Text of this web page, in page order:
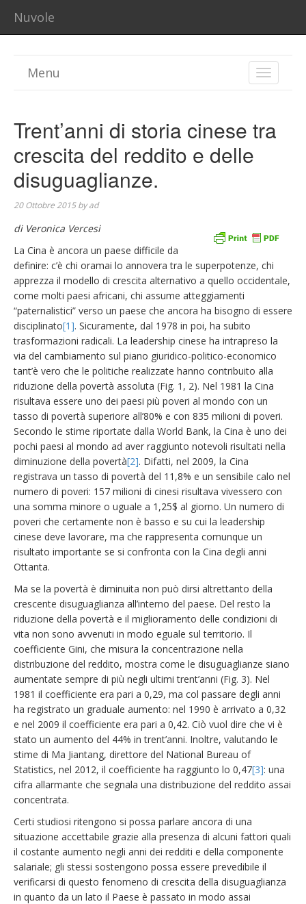
Nuvole
TOGGLE
Menu
Trent’anni di storia cinese tra
crescita del reddito e delle
disuguaglianze.
20 Ottobre 2015 byad
di Veronica Vercesi
La Cina è ancora un paese difficile da
definire: c’è chi oramai lo annovera tra le superpotenze, chi
apprezza il modello di crescita alternativo a quello occidentale,
come molti paesi africani, chi assume atteggiamenti
“paternalistici” verso un paese che ancora ha bisogno di essere
disciplinato[1]. Sicuramente, dal 1978 in poi, ha subito
trasformazioni radicali. La leadership cinese ha intrapreso la
via del cambiamento sul piano giuridico-politico-economico
tant’è vero che le politiche realizzate hanno contribuito alla
riduzione della povertà assoluta (Fig. 1, 2). Nel 1981 la Cina
risultava essere uno dei paesi più poveri al mondo con un
tasso di povertà superiore all’80% e con 835 milioni di poveri.
Secondo le stime riportate dalla World Bank, la Cina è uno dei
pochi paesi al mondo ad aver raggiunto notevoli risultati nella
diminuzione della povertà[2]. Difatti, nel 2009, la Cina
registrava un tasso di povertà del 11,8% e un sensibile calo nel
numero di poveri: 157 milioni di cinesi risultava vivessero con
una somma minore o uguale a 1,25$ al giorno. Un numero di
poveri che certamente non è basso e su cui la leadership
cinese deve lavorare, ma che rappresenta comunque un
risultato importante se si confronta con la Cina degli anni
Ottanta.
Ma se la povertà è diminuita non può dirsi altrettanto della
crescente disuguaglianza all’interno del paese. Del resto la
riduzione della povertà e il miglioramento delle condizioni di
vita non sono avvenuti in modo eguale sul territorio. Il
coefficiente Gini, che misura la concentrazione nella
distribuzione del reddito, mostra come le disuguaglianze siano
aumentate sempre di più negli ultimi trent’anni (Fig. 3). Nel
1981 il coefficiente era pari a 0,29, ma col passare degli anni
ha registrato un graduale aumento: nel 1990 è arrivato a 0,32
e nel 2009 il coefficiente era pari a 0,42. Ciò vuol dire che vi è
stato un aumento del 44% in trent’anni. Inoltre, valutando le
stime di Ma Jiantang, direttore del National Bureau of
Statistics, nel 2012, il coefficiente ha raggiunto lo 0,47[3]: una
cifra allarmante che segnala una distribuzione del reddito assai
concentrata.
Certi studiosi ritengono si possa parlare ancora di una
situazione accettabile grazie alla presenza di alcuni fattori quali
il costante aumento negli anni dei redditi e della componente
salariale; gli stessi sostengono possa essere prevedibile il
verificarsi di questo fenomeno di crescita della disuguaglianza
in quanto da un lato il Paese è passato in modo assai